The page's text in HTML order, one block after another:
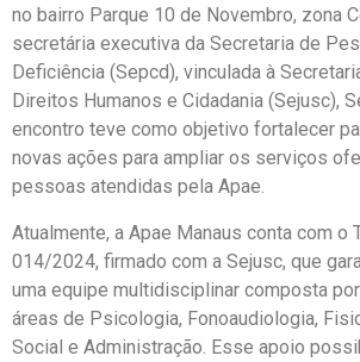
no bairro Parque 10 de Novembro, zona
secretária executiva da Secretaria de
Deficiência (Sepcd), vinculada à
Direitos Humanos e Cidadania (Sejusc),
encontro teve como objetivo fortalecer
novas ações para ampliar os serviços
pessoas atendidas pela Apae.
Atualmente, a Apae Manaus conta com o
014/2024, firmado com a Sejusc, que
uma equipe multidisciplinar composta
áreas de Psicologia, Fonoaudiologia,
Social e Administração. Esse apoio